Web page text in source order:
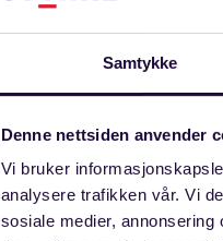
Samtykke
Denne nettsiden anvender
Vi bruker
analysere trafikken vår. Vi
sosiale medier,
andre
Spørsmålet
endret seg.